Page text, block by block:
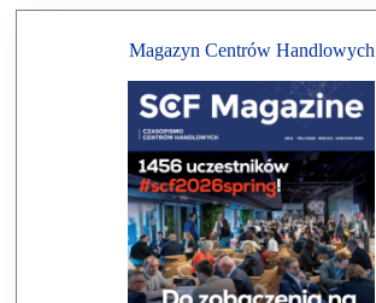
Magazyn Centrów Handlowych